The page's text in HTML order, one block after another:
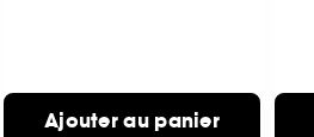
Ajouter au panier